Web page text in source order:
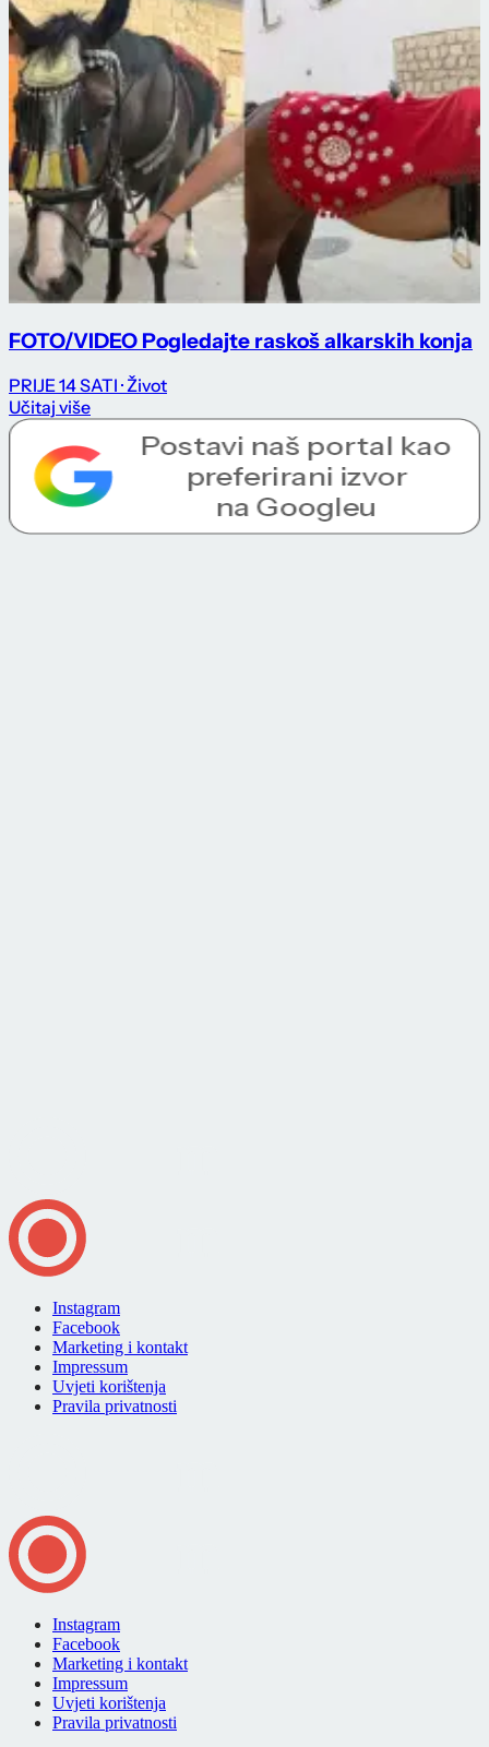
FOTO/VIDEO Pogledajte raskoš alkarskih konja
PRIJE 14 SATI · Život
Učitaj više
Instagram
Facebook
Marketing i kontakt
Impressum
Uvjeti korištenja
Pravila privatnosti
Instagram
Facebook
Marketing i kontakt
Impressum
Uvjeti korištenja
Pravila privatnosti